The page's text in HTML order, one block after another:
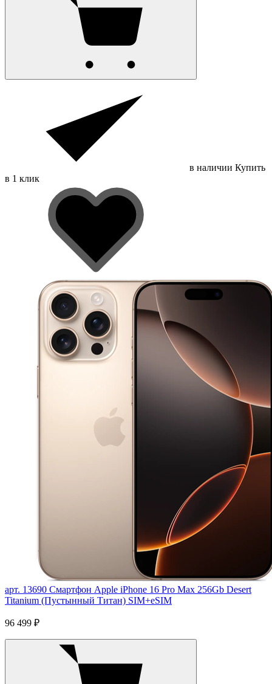
в наличии Купить
в 1 клик
арт. 13690 Смартфон Apple iPhone 16 Pro Max 256Gb Desert
Titanium (Пустынный Титан) SIM+eSIM
96 499 ₽